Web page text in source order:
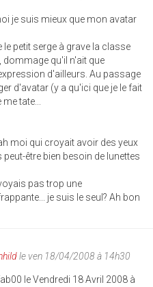
je suis mieux que mon avatar
le petit serge à grave la classe
dommage qu'il n'ait que
d'ailleurs. Au passage
d'avatar (y a qu'ici que je le fait
tate...
moi qui croyait avoir des yeux
peut-être bien besoin de lunettes
pas trop une
je suis le seul? Ah bon
le ven 18/04/2008 à 14h30
le Vendredi 18 Avril 2008 à